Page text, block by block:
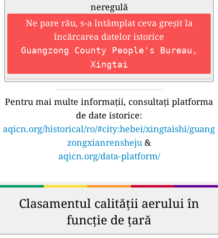
neregulă
Ne pare rău, s-a întâmplat ceva greșit la
încărcarea datelor istorice
Guangzong County People's Bureau,
Xingtai
Pentru mai multe informații, consultați platforma
de date istorice:
aqicn.org/historical/ro/#city:hebei/xingtaishi/guang
zongxianrensheju &
aqicn.org/data-platform/
Clasamentul calității aerului în
funcție de țară